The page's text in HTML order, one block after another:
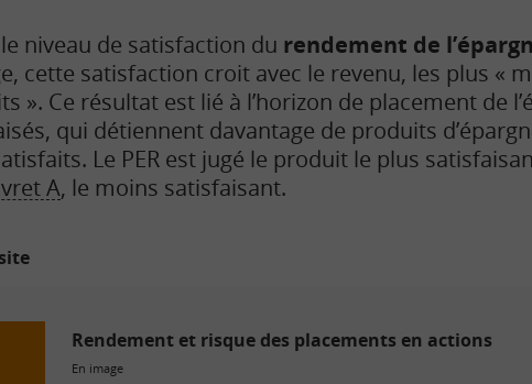
niveau de satisfaction du rendement de
cette satisfaction croit avec le revenu, les plus «
». Ce résultat est lié à l’horizon de placement de
qui détiennent davantage de produits
Le PER est jugé le produit le plus
A, le moins satisfaisant.
Rendement et risque des placements en actions
En image